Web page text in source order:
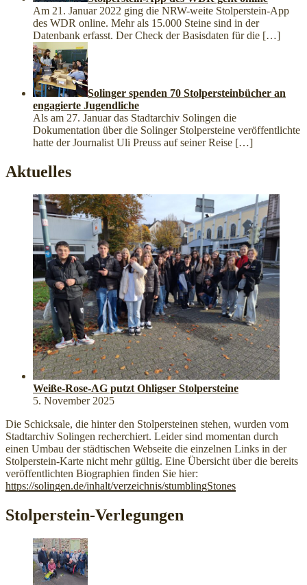
Am 21. Januar 2022 ging die NRW-weite Stolperstein-App
des WDR online. Mehr als 15.000 Steine sind in der
Datenbank erfasst. Der Check der Basisdaten für die […]
Solinger spenden 70 Stolpersteinbücher an
engagierte Jugendliche
Als am 27. Januar das Stadtarchiv Solingen die
Dokumentation über die Solinger Stolpersteine veröffentlichte
hatte der Journalist Uli Preuss auf seiner Reise […]
Aktuelles
Weiße-Rose-AG putzt Ohligser Stolpersteine
5. November 2025
Die Schicksale, die hinter den Stolpersteinen stehen, wurden vom
Stadtarchiv Solingen recherchiert. Leider sind momentan durch
einen Umbau der städtischen Webseite die einzelnen Links in der
Stolperstein-Karte nicht mehr gültig. Eine Übersicht über die bereits
veröffentlichten Biographien finden Sie hier:
https://solingen.de/inhalt/verzeichnis/stumblingStones
Stolperstein-Verlegungen